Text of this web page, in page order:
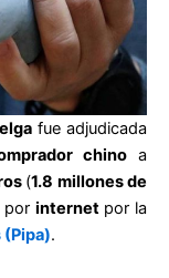
fue adjudicada
chino a
(1.8 millones de
por internetpor la
(Pipa).